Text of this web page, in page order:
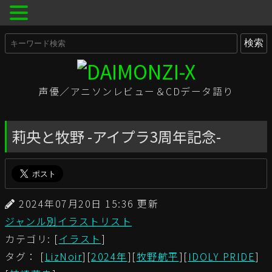
声優／アニソンレビュー＆CDデータ語り
莉央と牧野 -アイプラ3周年記念-
2024年07月20日 15:36 更新
ジャンル別イラストリスト
カテゴリ: [イラスト]
タグ： [LizNoir][2024年][牧野航平][IDOLY PRIDE]